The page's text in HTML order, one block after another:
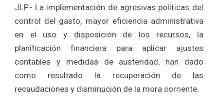
JLP.- La implementación de agresivas políticas del
control del gasto, mayor eficiencia administrativa
en el uso y disposición de los recursos, la
planificación financiera para aplicar ajustes
contables y medidas de austeridad, han dado
como resultado la recuperación de las
recaudaciones y disminución de la mora corriente.